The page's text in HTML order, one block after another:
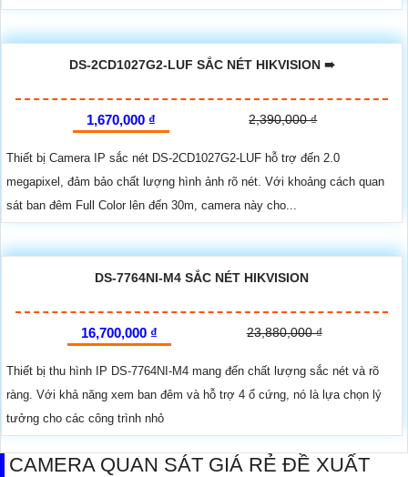
DS-2CD1027G2-LUF SẮC NÉT HIKVISION ➠
1,670,000 ₫ 2,390,000 ₫
Thiết bị Camera IP sắc nét DS-2CD1027G2-LUF hỗ trợ đến 2.0
megapixel, đảm bảo chất lượng hình ảnh rõ nét. Với khoảng cách quan
sát ban đêm Full Color lên đến 30m, camera này cho...
DS-7764NI-M4 SẮC NÉT HIKVISION
16,700,000 ₫ 23,880,000 ₫
Thiết bị thu hình IP DS-7764NI-M4 mang đến chất lượng sắc nét và rõ
ràng. Với khả năng xem ban đêm và hỗ trợ 4 ổ cứng, nó là lựa chọn lý
tưởng cho các công trình nhỏ
CAMERA QUAN SÁT GIÁ RẺ ĐỀ XUẤT